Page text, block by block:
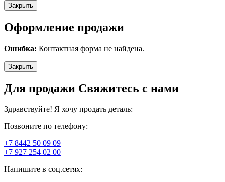
Закрыть
Оформление продажи
Ошибка: Контактная форма не найдена.
Закрыть
Для продажи Свяжитесь с нами
Здравствуйте! Я хочу продать деталь:
Позвоните по телефону:
+7 8442 50 09 09
+7 927 254 02 00
Напишите в соц.сетях: